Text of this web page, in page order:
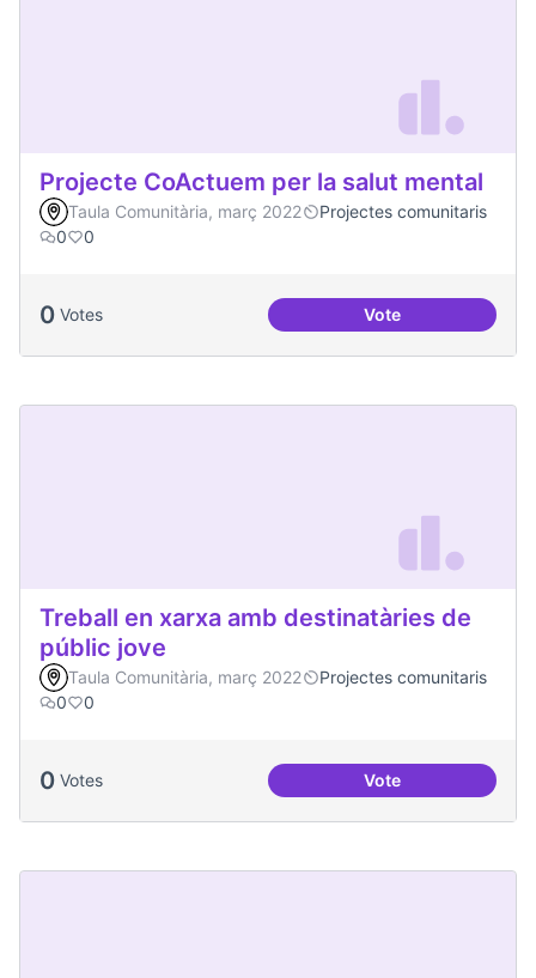
Projecte CoActuem per la salut mental
Taula Comunitària, març 2022
Projectes comunitaris
0
0
0 Votes VoteProjecte
Treball en xarxa amb destinatàries de
públic jove
Taula Comunitària, març 2022
Projectes comunitaris
0
0
0 Votes VoteTreball en xarxa